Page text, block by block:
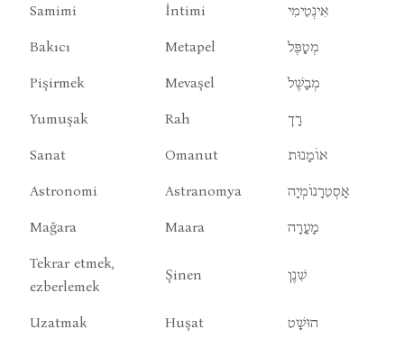
Samimi İntimi אִינְטִימִי
Bakıcı Metapel מְטָפֶּל
Pişirmek Mevaşel מְבָשֶׁל
Yumuşak Rah רָך
Sanat Omanut אוֹמָנוּת
Astronomi Astranomya אָסְטִרָנוֹמְיָה
Mağara Maara מָעָרָה
Tekrar etmek,
ezberlemek
Şinen שִׁנֶן
Uzatmak Huşat הוּשָׁט